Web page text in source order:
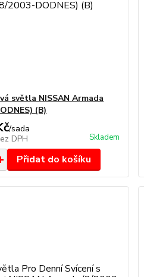
světla NISSAN Armada
(B)
/sada
DPH Skladem
Přidat do košíku